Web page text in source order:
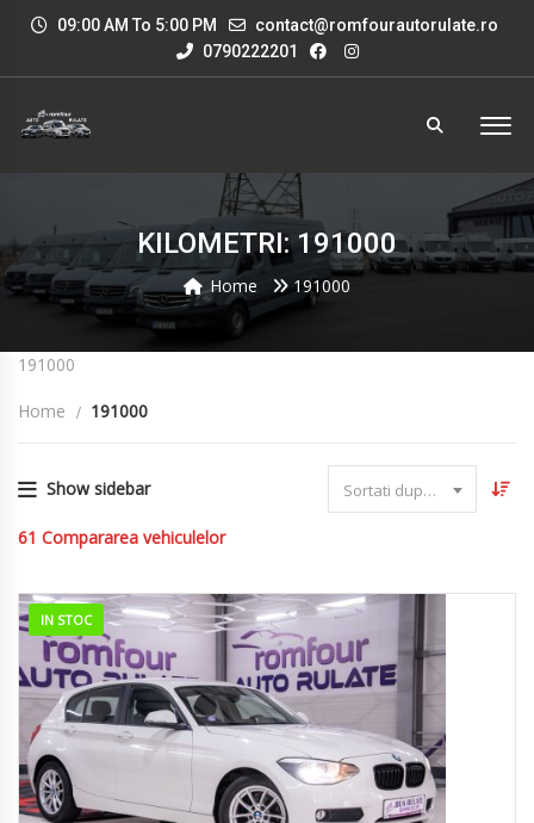
09:00 AM To 5:00 PM
contact@romfourautorulate.ro
0790222201
KILOMETRI: 191000
Home 191000
191000
Home 191000
Show sidebar Sortati dupa data
61 Compararea vehiculelor
IN STOC